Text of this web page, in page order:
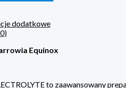
dodatkowe
Equinox
to zaawansowany